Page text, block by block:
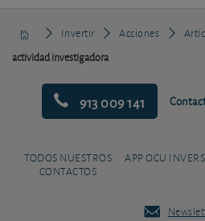
Invertir Acciones
actividad investigadora
913 009 141
TODOS NUESTROS
CONTACTOS
APP OCU